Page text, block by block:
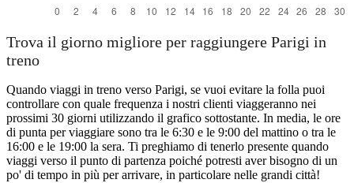
Trova il giorno migliore per raggiungere Parigi in
treno
Quando viaggi in treno verso Parigi, se vuoi evitare la folla puoi
controllare con quale frequenza i nostri clienti viaggeranno nei
prossimi 30 giorni utilizzando il grafico sottostante. In media, le ore
di punta per viaggiare sono tra le 6:30 e le 9:00 del mattino o tra le
16:00 e le 19:00 la sera. Ti preghiamo di tenerlo presente quando
viaggi verso il punto di partenza poiché potresti aver bisogno di un
po' di tempo in più per arrivare, in particolare nelle grandi città!